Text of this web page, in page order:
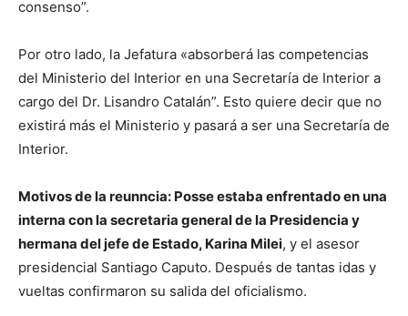
consenso”.
Por otro lado, la Jefatura «absorberá las competencias
del Ministerio del Interior en una Secretaría de Interior a
cargo del Dr. Lisandro Catalán”. Esto quiere decir que no
existirá más el Ministerio y pasará a ser una Secretaría de
Interior.
Motivos de la reunncia: Posse estaba enfrentado en una
interna con la secretaria general de la Presidencia y
hermana del jefe de Estado, Karina Milei, y el asesor
presidencial Santiago Caputo. Después de tantas idas y
vueltas confirmaron su salida del oficialismo.